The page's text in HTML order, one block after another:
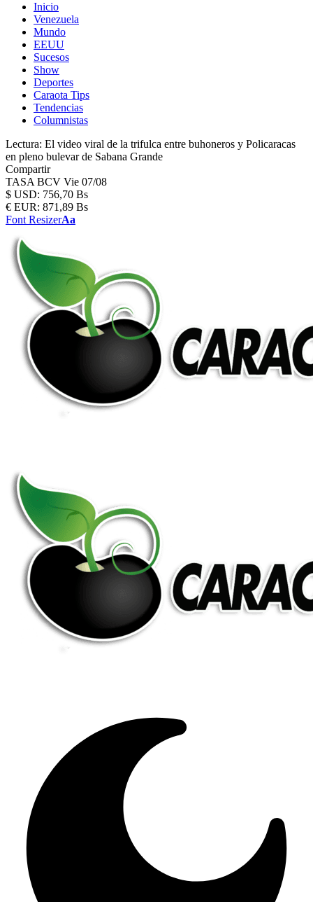
Inicio
Venezuela
Mundo
EEUU
Sucesos
Show
Deportes
Caraota Tips
Tendencias
Columnistas
Lectura: El video viral de la trifulca entre buhoneros y Policaracas
en pleno bulevar de Sabana Grande
Compartir
TASA BCV Vie 07/08
$ USD: 756,70 Bs
€ EUR: 871,89 Bs
Font ResizerAa